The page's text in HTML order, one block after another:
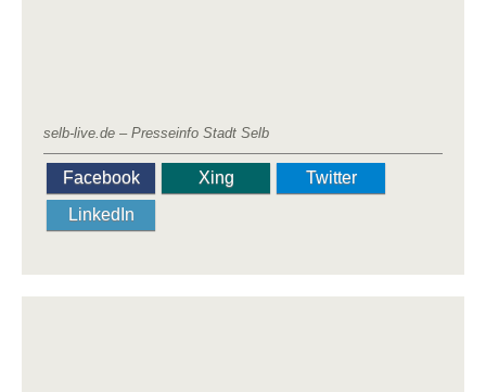
selb-live.de – Presseinfo Stadt Selb
Facebook Xing
Twitter
LinkedIn